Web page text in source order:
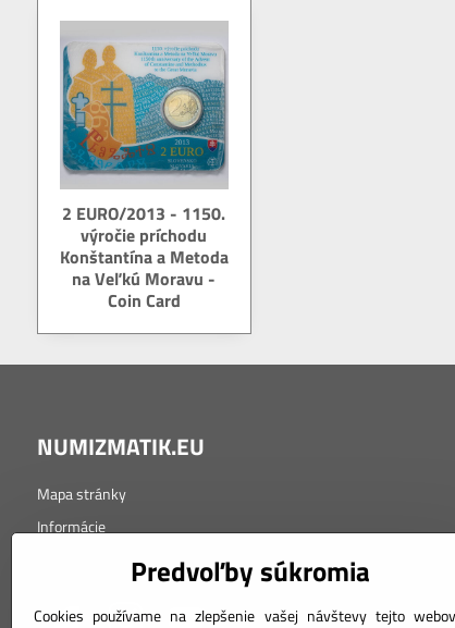
2 EURO/2013 - 1150.
výročie príchodu
Konštantína a Metoda
na Veľkú Moravu -
Coin Card
NUMIZMATIK.EU
Mapa stránky
Informácie
Tabuľka značenia kvalityPredvoľby súkromia
Cookies používame na zlepšenie vašej návštevy tejto